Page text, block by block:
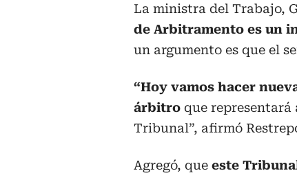
La ministra del Trabajo,
de Arbitramento es un
un argumento es que el
“Hoy vamos hacer
árbitro que representará
Tribunal”, afirmó
Agregó, que este